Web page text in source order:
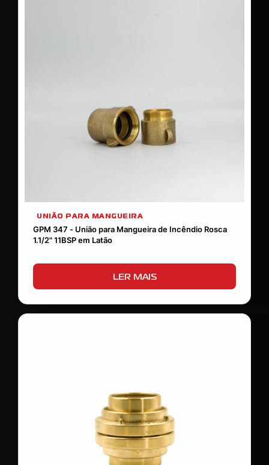
UNIÃO PARA MANGUEIRA
GPM 347 - União para Mangueira de Incêndio Rosca
1.1/2" 11BSP em Latão
LER MAIS